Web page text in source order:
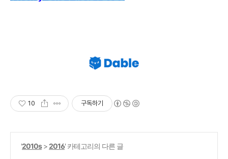
10 구독하기
'2010s>2016' 카테고리의 다른 글